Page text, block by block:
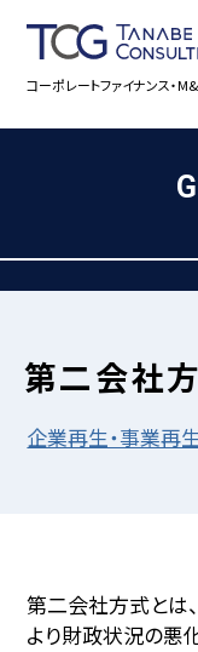
コーポレートファイナンス・
第二会社
企業再生・事業再
第二会社方式とは
より財政状況の悪